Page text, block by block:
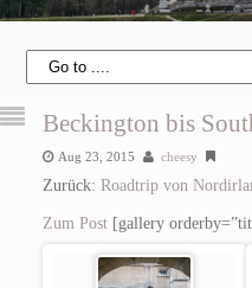
Beckington bis
Aug 23, 2015 cheesy
Zurück: Roadtrip von
Zum Post[gallery